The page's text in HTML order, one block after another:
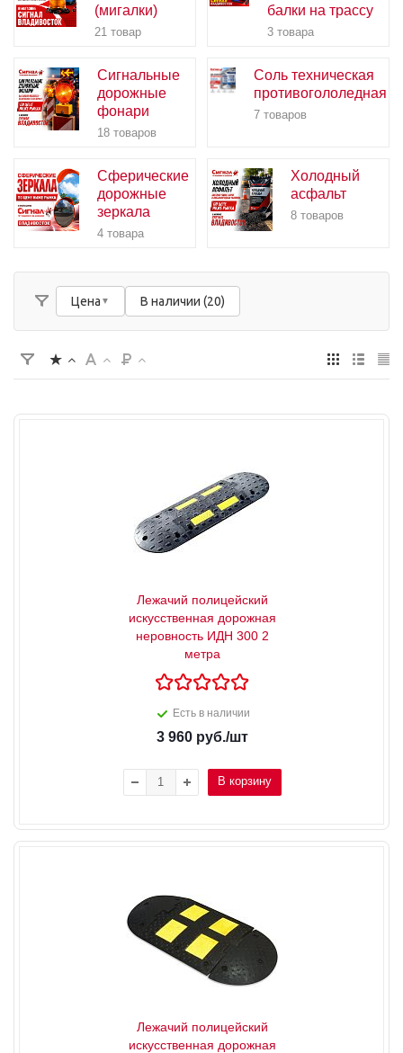
(мигалки)
21 товар
балки на трассу
3 товара
Сигнальные
дорожные
фонари
18 товаров
Соль техническая
противогололедная
7 товаров
Сферические
дорожные
зеркала
4 товара
Холодный
асфальт
8 товаров
Цена В наличии (20)
Лежачий полицейский
искусственная дорожная
неровность ИДН 300 2
метра
Есть в наличии
3 960руб./шт
В корзину
Лежачий полицейский
искусственная дорожная